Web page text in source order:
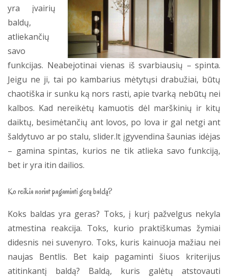
yra įvairių
baldų,
atliekančių
savo
funkcijas. Neabejotinai vienas iš svarbiausių – spinta.
Jeigu ne ji, tai po kambarius mėtytųsi drabužiai, būtų
chaotiška ir sunku ką nors rasti, apie tvarką nebūtų nei
kalbos. Kad nereikėtų kamuotis dėl marškinių ir kitų
daiktų, besimėtančių ant lovos, po lova ir gal netgi ant
šaldytuvo ar po stalu, slider.lt įgyvendina šaunias idėjas
– gamina spintas, kurios ne tik atlieka savo funkciją,
bet ir yra itin dailios.
Ko reikia norint pagaminti gerą baldą?
Koks baldas yra geras? Toks, į kurį pažvelgus nekyla
atmestina reakcija. Toks, kurio praktiškumas žymiai
didesnis nei suvenyro. Toks, kuris kainuoja mažiau nei
naujas Bentlis. Bet kaip pagaminti šiuos kriterijus
atitinkantį baldą? Baldą, kuris galėtų atstovauti